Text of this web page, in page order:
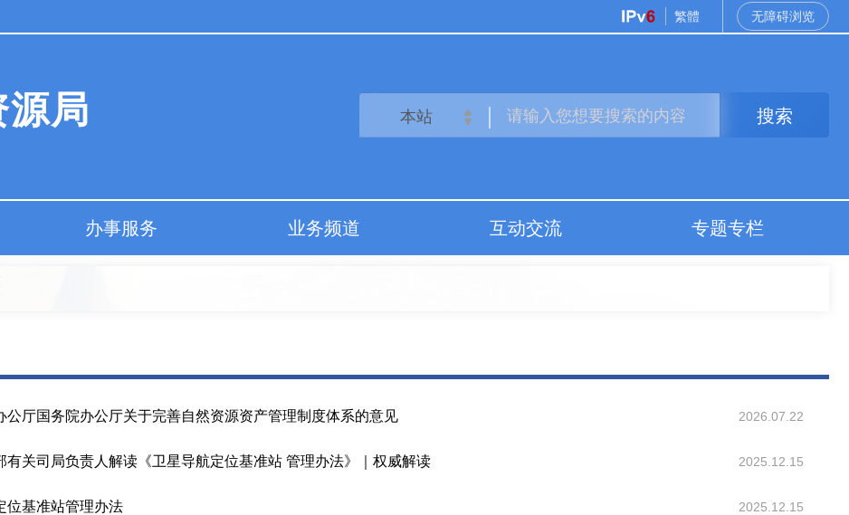
繁體 无障碍浏览
局 搜索
办事服务 业务频道 互动交流 专题专栏
公厅国务院办公厅关于完善自然资源资产管理制度体系的意见 2026.07.22
有关司局负责人解读《卫星导航定位基准站 管理办法》｜权威解读 2025.12.15
位基准站管理办法 2025.12.15